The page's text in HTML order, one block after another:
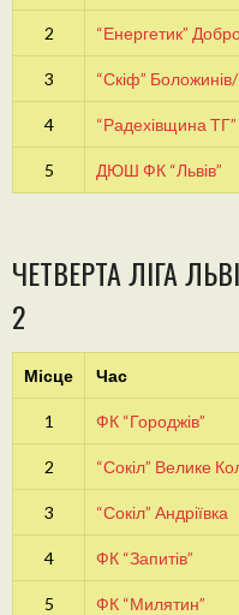
2 “Енергетик”
3 “Скіф”
4 “Радехівщина ТГ”
5 ДЮШ ФК “Львів”
ЧЕТВЕРТА ЛІГА
2
Місце Час
1 ФК “Городжів”
2 “Сокіл” Велике
3 “Сокіл” Андріївка
4 ФК “Запитів”
5 ФК “Милятин”